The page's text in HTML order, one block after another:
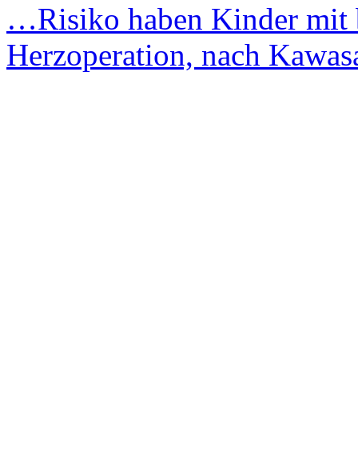
…Risiko haben Kinder mit
Herzoperation, nach